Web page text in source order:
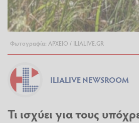
Φωτογραφία: ΑΡΧΕΙΟ / ILIALIVE.GR
ILIALIVE NEWSROOM
Τι ισχύει για τους